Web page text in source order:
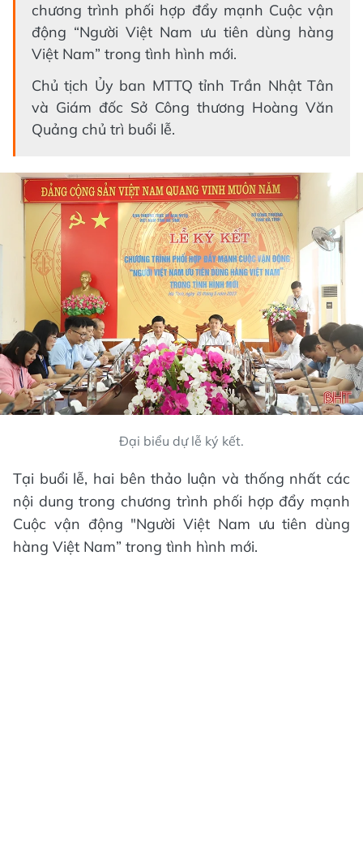
chương trình phối hợp đẩy mạnh Cuộc vận
động “Người Việt Nam ưu tiên dùng hàng
Việt Nam” trong tình hình mới.
Chủ tịch Ủy ban MTTQ tỉnh Trần Nhật Tân
và Giám đốc Sở Công thương Hoàng Văn
Quảng chủ trì buổi lễ.
Đại biểu dự lễ ký kết.
Tại buổi lễ, hai bên thảo luận và thống nhất các
nội dung trong chương trình phối hợp đẩy mạnh
Cuộc vận động "Người Việt Nam ưu tiên dùng
hàng Việt Nam” trong tình hình mới.